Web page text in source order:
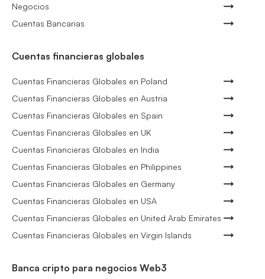
Negocios
Cuentas Bancarias
Cuentas financieras globales
Cuentas Financieras Globales en Poland
Cuentas Financieras Globales en Austria
Cuentas Financieras Globales en Spain
Cuentas Financieras Globales en UK
Cuentas Financieras Globales en India
Cuentas Financieras Globales en Philippines
Cuentas Financieras Globales en Germany
Cuentas Financieras Globales en USA
Cuentas Financieras Globales en United Arab Emirates
Cuentas Financieras Globales en Virgin Islands
Banca cripto para negocios Web3